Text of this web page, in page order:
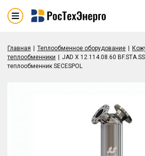
Главная Теплообменное оборудование
теплообменники
JAD X 12.114.08.60
теплообменник SECESPOL